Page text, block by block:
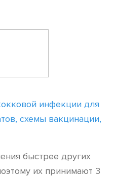
инфекции для
схемы вакцинации,
быстрее других
их принимают 3